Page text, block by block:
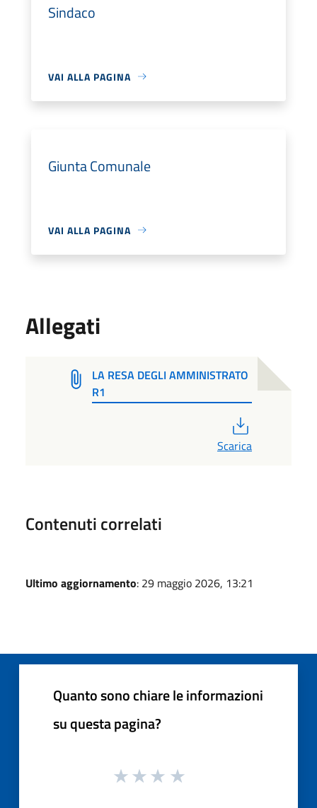
Sindaco
VAI ALLA PAGINA
Giunta Comunale
VAI ALLA PAGINA
Allegati
LA RESA DEGLI AMMINISTRATO
R1
Scarica
Contenuti correlati
Ultimo aggiornamento: 29 maggio 2026, 13:21
Quanto sono chiare le informazioni
su questa pagina?